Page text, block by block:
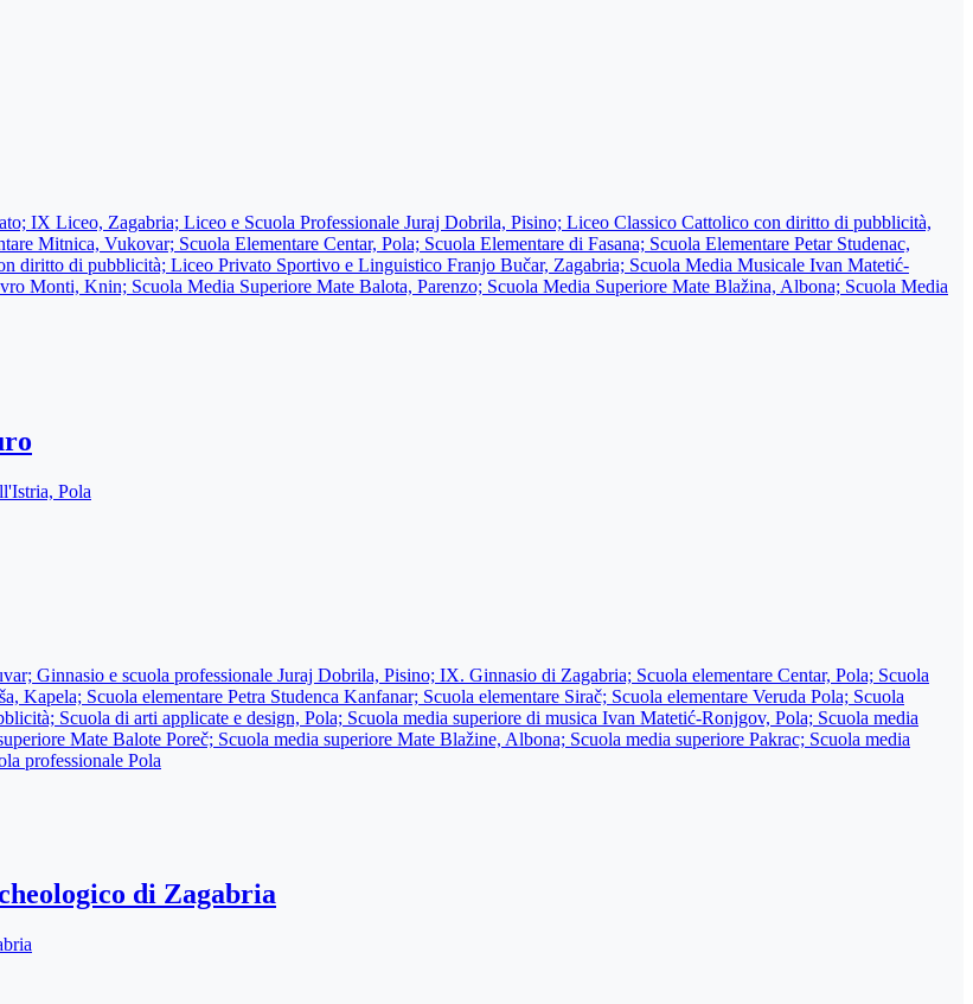
IX Liceo, Zagabria; Liceo e Scuola Professionale Juraj Dobrila, Pisino; Liceo Classico Cattolico con diritto di pubblicità,
Mitnica, Vukovar; Scuola Elementare Centar, Pola; Scuola Elementare di Fasana; Scuola Elementare Petar Studenac,
diritto di pubblicità; Liceo Privato Sportivo e Linguistico Franjo Bučar, Zagabria; Scuola Media Musicale Ivan Matetić-
Monti, Knin; Scuola Media Superiore Mate Balota, Parenzo; Scuola Media Superiore Mate Blažina, Albona; Scuola Media
Pola
Ginnasio e scuola professionale Juraj Dobrila, Pisino; IX. Ginnasio di Zagabria; Scuola elementare Centar, Pola; Scuola
Kapela; Scuola elementare Petra Studenca Kanfanar; Scuola elementare Sirač; Scuola elementare Veruda Pola; Scuola
Scuola di arti applicate e design, Pola; Scuola media superiore di musica Ivan Matetić-Ronjgov, Pola; Scuola media
Mate Balote Poreč; Scuola media superiore Mate Blažine, Albona; Scuola media superiore Pakrac; Scuola media
professionale Pola
di Zagabria